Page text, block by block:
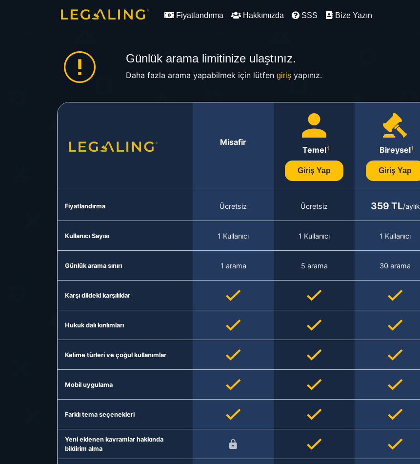
Fiyatlandırma Hakkımızda SSS Bize Yazın
Günlük arama limitinize ulaştınız.
Daha fazla arama yapabilmek için lütfen girişyapınız.
Misafir
Temel
Giriş Yap
Bireysel
Giriş Yap
Fiyatlandırma Ücretsiz Ücretsiz 359 TL/aylık
Kullanıcı Sayısı 1 Kullanıcı 1 Kullanıcı 1 Kullanıcı
Günlük arama sınırı 1 arama 5 arama 30 arama
Karşı dildeki karşılıklar
Hukuk dalı kırılımları
Kelime türleri ve çoğul kullanımlar
Mobil uygulama
Farklı tema seçenekleri
Yeni eklenen kavramlar hakkında
bildirim alma